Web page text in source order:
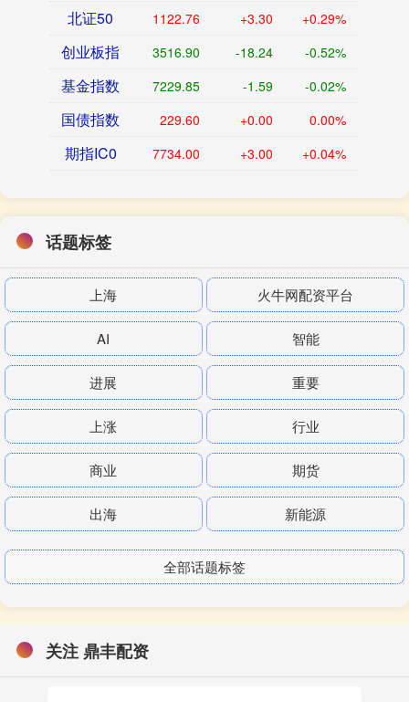
北证50 1122.76 +3.30 +0.29%
创业板指 3516.90 -18.24 -0.52%
基金指数 7229.85 -1.59 -0.02%
国债指数 229.60 +0.00 0.00%
期指IC0 7734.00 +3.00 +0.04%
话题标签
上海 火牛网配资平台
AI 智能
进展 重要
上涨 行业
商业 期货
出海 新能源
全部话题标签
关注 鼎丰配资